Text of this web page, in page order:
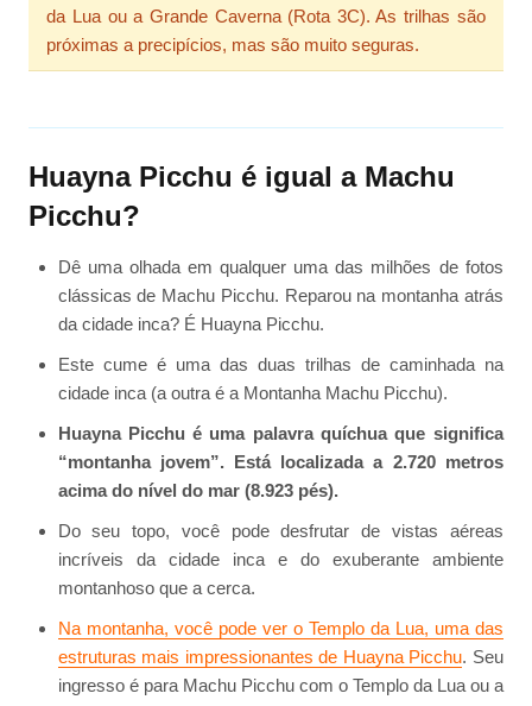
da Lua ou a Grande Caverna (Rota 3C). As trilhas são
próximas a precipícios, mas são muito seguras.
Huayna Picchu é igual a Machu
Picchu?
Dê uma olhada em qualquer uma das milhões de fotos
clássicas de Machu Picchu. Reparou na montanha atrás
da cidade inca? É Huayna Picchu.
Este cume é uma das duas trilhas de caminhada na
cidade inca (a outra é a Montanha Machu Picchu).
Huayna Picchu é uma palavra quíchua que significa
“montanha jovem”. Está localizada a 2.720 metros
acima do nível do mar (8.923 pés).
Do seu topo, você pode desfrutar de vistas aéreas
incríveis da cidade inca e do exuberante ambiente
montanhoso que a cerca.
Na montanha, você pode ver o Templo da Lua, uma das
estruturas mais impressionantes de Huayna Picchu. Seu
ingresso é para Machu Picchu com o Templo da Lua ou a